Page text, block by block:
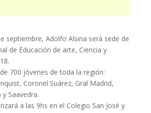
septiembre, Adolfo Alsina será sede de
de Educación de arte, Ciencia y
700 jóvenes de toda la región:
Coronel Suárez, Gral Madrid,
y Saavedra.
a las 9hs en el Colegio San José y